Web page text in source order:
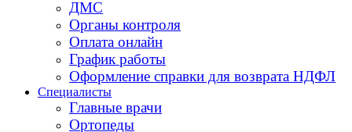
ДМС
Органы контроля
Оплата онлайн
График работы
Оформление справки для возврата НДФЛ
Специалисты
Главные врачи
Ортопеды